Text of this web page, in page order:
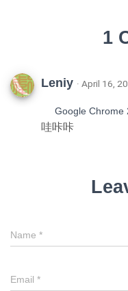
1
Leniy · April 16,
Google Chrome
哇咔咔
Name *
Email *